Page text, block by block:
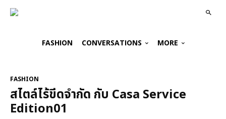
FASHION CONVERSATIONS MORE
FASHION
สไตล์ไร้ขีดจำกัด กับ Casa Service
Edition01